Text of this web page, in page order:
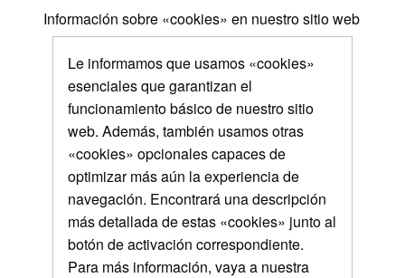
Información sobre «cookies» en nuestro sitio web
Le informamos que usamos «cookies»
esenciales que garantizan el
funcionamiento básico de nuestro sitio
web. Además, también usamos otras
«cookies» opcionales capaces de
optimizar más aún la experiencia de
navegación. Encontrará una descripción
más detallada de estas «cookies» junto al
botón de activación correspondiente.
Para más información, vaya a nuestra